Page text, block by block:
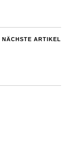
NÄCHSTE ARTIKEL